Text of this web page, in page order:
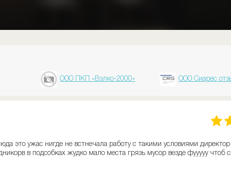
ООО ПКП «Вэлко-2000» ООО Сиарес
это ужас нигде не встнечала работу с такими условиями директор
в подсобках жудко мало места грязь мусор везде фууууу чтоб